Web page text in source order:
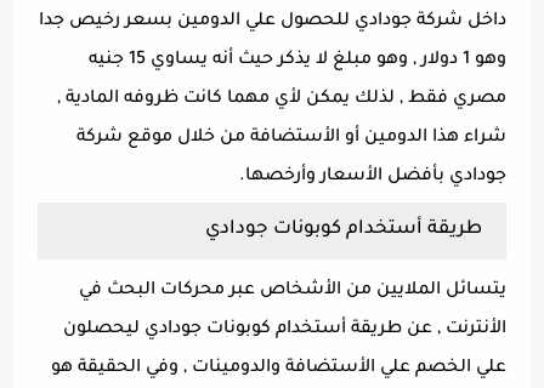
داخل شركة جودادي للحصول علي الدومين بسعر رخيص جدا
وهو 1 دولار , وهو مبلغ لا يذكر حيث أنه يساوي 15 جنيه
مصري فقط , لذلك يمكن لأي مهما كانت ظروفه المادية ,
شراء هذا الدومين أو الأستضافة من خلال موقع شركة
جودادي بأفضل الأسعار وأرخصها.
طريقة أستخدام كوبونات جودادي
يتسائل الملايين من الأشخاص عبر محركات البحث في
الأنترنت , عن طريقة أستخدام كوبونات جودادي ليحصلون
علي الخصم علي الأستضافة والدومينات , وفي الحقيقة هو